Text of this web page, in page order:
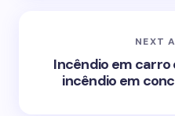
NEXT
Incêndio em
incêndio em